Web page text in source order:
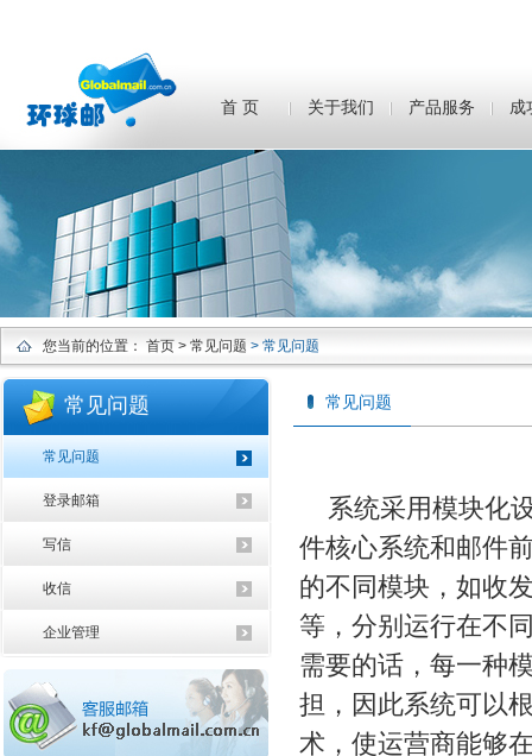
首 页 关于我们 产品服务 成
您当前的位置： 首页 > 常见问题 > 常见问题
常见问题
常见问题
登录邮箱
写信
收信
企业管理
常见问题
系统采用模块化
件核心系统和邮件
的不同模块，如收
等，分别运行在不
需要的话，每一种
担，因此系统可以
术，使运营商能够